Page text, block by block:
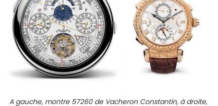
A gauche, montre 57260 de Vacheron Constantin, à droite,